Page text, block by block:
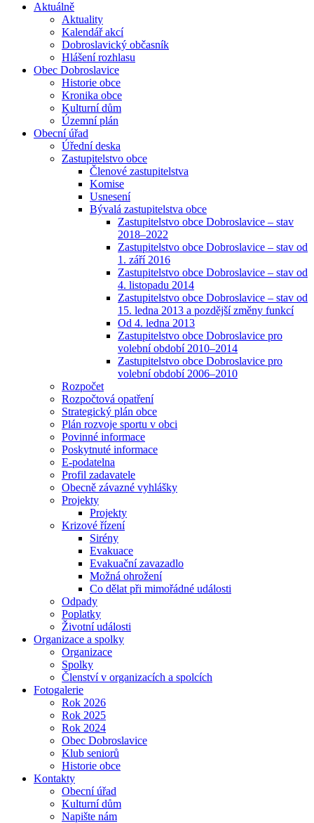
Aktuálně
Aktuality
Kalendář akcí
Dobroslavický občasník
Hlášení rozhlasu
Obec Dobroslavice
Historie obce
Kronika obce
Kulturní dům
Územní plán
Obecní úřad
Úřední deska
Zastupitelstvo obce
Členové zastupitelstva
Komise
Usnesení
Bývalá zastupitelstva obce
Zastupitelstvo obce Dobroslavice – stav
2018–2022
Zastupitelstvo obce Dobroslavice – stav od
1. září 2016
Zastupitelstvo obce Dobroslavice – stav od
4. listopadu 2014
Zastupitelstvo obce Dobroslavice – stav od
15. ledna 2013 a pozdější změny funkcí
Od 4. ledna 2013
Zastupitelstvo obce Dobroslavice pro
volební období 2010–2014
Zastupitelstvo obce Dobroslavice pro
volební období 2006–2010
Rozpočet
Rozpočtová opatření
Strategický plán obce
Plán rozvoje sportu v obci
Povinné informace
Poskytnuté informace
E-podatelna
Profil zadavatele
Obecně závazné vyhlášky
Projekty
Projekty
Krizové řízení
Sirény
Evakuace
Evakuační zavazadlo
Možná ohrožení
Co dělat při mimořádné události
Odpady
Poplatky
Životní události
Organizace a spolky
Organizace
Spolky
Členství v organizacích a spolcích
Fotogalerie
Rok 2026
Rok 2025
Rok 2024
Obec Dobroslavice
Klub seniorů
Historie obce
Kontakty
Obecní úřad
Kulturní dům
Napište nám